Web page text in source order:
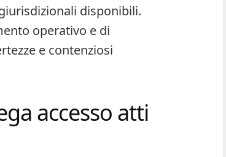
disponibili.
operativo e di
e contenziosi
accesso atti